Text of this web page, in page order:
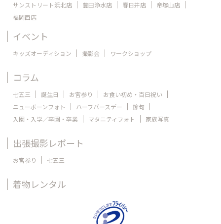
サンストリート浜北店
豊田浄水店 春日井店
帝塚山店
福岡西店
イベント
キッズオーディション 撮影会 ワークショップ
コラム
七五三 誕生日 お宮参り
お食い初め・百日祝い
ニューボーンフォト
ハーフバースデー
節句
入園・入学／卒園・卒業
マタニティフォト 家族写真
出張撮影レポート
お宮参り 七五三
着物レンタル